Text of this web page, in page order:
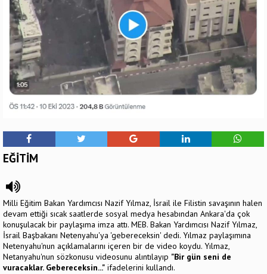
EĞİTİM
Milli Eğitim Bakan Yardımcısı Nazif Yılmaz, İsrail ile Filistin savaşının halen
devam ettiği sıcak saatlerde sosyal medya hesabından Ankara'da çok
konuşulacak bir paylaşıma imza attı. MEB. Bakan Yardımcısı Nazif Yılmaz,
İsrail Başbakanı Netenyahu'ya 'gebereceksin' dedi. Yılmaz paylaşımına
Netenyahu'nun açıklamalarını içeren bir de video koydu. Yılmaz,
Netanyahu'nun sözkonusu videosunu alıntılayıp "Bir gün seni de
vuracaklar. Gebereceksin..." ifadelerini kullandı.